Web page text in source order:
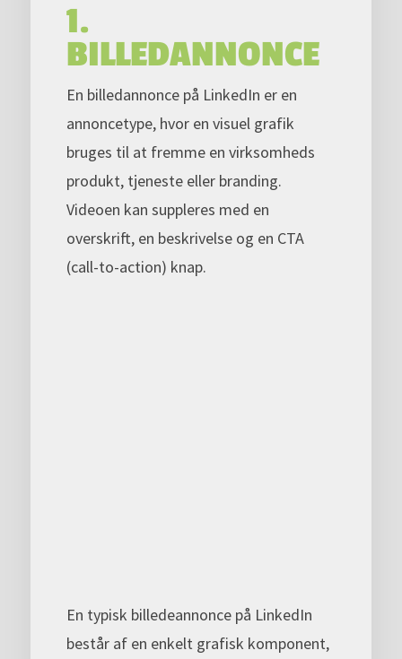
1.
BILLEDANNONCE
En billedannonce på LinkedIn er en
annoncetype, hvor en visuel grafik
bruges til at fremme en virksomheds
produkt, tjeneste eller branding.
Videoen kan suppleres med en
overskrift, en beskrivelse og en CTA
(call-to-action) knap.
En typisk billedeannonce på LinkedIn
består af en enkelt grafisk komponent,